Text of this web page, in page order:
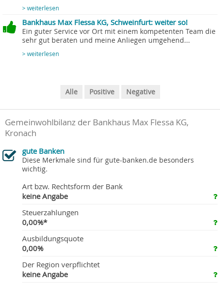
> weiterlesen
Bankhaus Max Flessa KG, Schweinfurt: weiter so!
Ein guter Service vor Ort mit einem kompetenten Team die
sehr gut beraten und meine Anliegen umgehend...
> weiterlesen
Alle Positive Negative
Gemeinwohlbilanz der Bankhaus Max Flessa KG,
Kronach
gute Banken
Diese Merkmale sind für gute-banken.de besonders
wichtig.
Art bzw. Rechtsform der Bank
keine Angabe
Steuerzahlungen
0,00%*
Ausbildungsquote
0,00%
Der Region verpflichtet
keine Angabe